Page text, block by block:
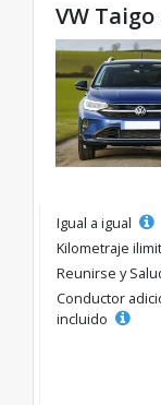
VW
Igual a igual
Kilometraje
Reunirse y
Conductor
incluido